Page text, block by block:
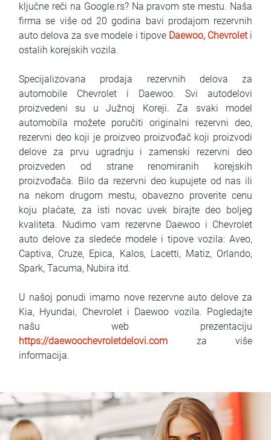
FAQ
Blog
BIH
ključne reči na Google.rs? Na pravom ste mestu. Naša
firma se više od 20 godina bavi prodajom rezervnih
auto delova za sve modele i tipove Daewoo, Chevroleti
ostalih korejskih vozila.
Specijalizovana prodaja rezervnih delova za
automobile Chevrolet i Daewoo. Svi autodelovi
proizvedeni su u Južnoj Koreji. Za svaki model
automobila možete poručiti originalni rezervni deo,
rezervni deo koji je proizveo proizvođač koji proizvodi
delove za prvu ugradnju i zamenski rezervni deo
proizveden od strane renomiranih korejskih
proizvođača. Bilo da rezervni deo kupujete od nas ili
na nekom drugom mestu, obavezno proverite cenu
koju plaćate, za isti novac uvek birajte deo boljeg
kvaliteta. Nudimo vam rezervne Daewoo i Chevrolet
auto delove za sledeće modele i tipove vozila: Aveo,
Captiva, Cruze, Epica, Kalos, Lacetti, Matiz, Orlando,
Spark, Tacuma, Nubira itd.
U našoj ponudi imamo nove rezervne auto delove za
Kia, Hyundai, Chevrolet i Daewoo vozila. Pogledajte
našu web prezentaciju
https://daewoochevroletdelovi.com za više
informacija.